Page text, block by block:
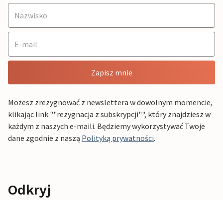
Zapisz mnie
Możesz zrezygnować z newslettera w dowolnym momencie,
klikając link ""rezygnacja z subskrypcji"", który znajdziesz w
każdym z naszych e-maili. Będziemy wykorzystywać Twoje
dane zgodnie z naszą Polityką prywatności.
Odkryj